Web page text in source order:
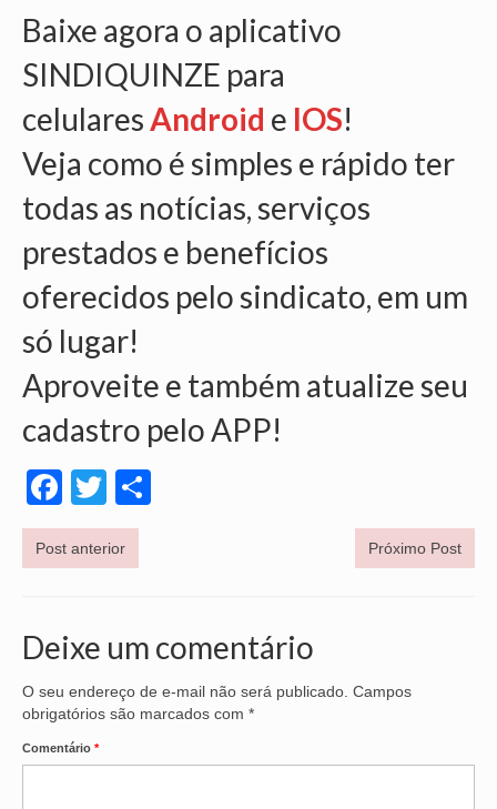
Baixe agora o aplicativo
SINDIQUINZE para
celularesAndroid e IOS!
Veja como é simples e rápido ter
todas as notícias, serviços
prestados e benefícios
oferecidos pelo sindicato, em um
só lugar!
Aproveite e também atualize seu
cadastro pelo APP!
Facebook
Twitter
Post anterior Próximo Post
Deixe um comentário
O seu endereço de e-mail não será publicado. Campos
obrigatórios são marcados com *
Comentário *